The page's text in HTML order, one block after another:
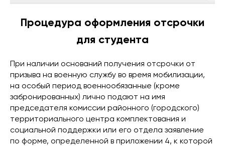
Процедура оформления отсрочки
для студента
При наличии оснований получения отсрочки от
призыва на военную службу во время мобилизации,
на особый период военнообязанные (кроме
забронированных) лично подают на имя
председателя комиссии районного (городского)
территориального центра комплектования и
социальной поддержки или его отдела заявление
по форме, определенной в приложении 4, к которой